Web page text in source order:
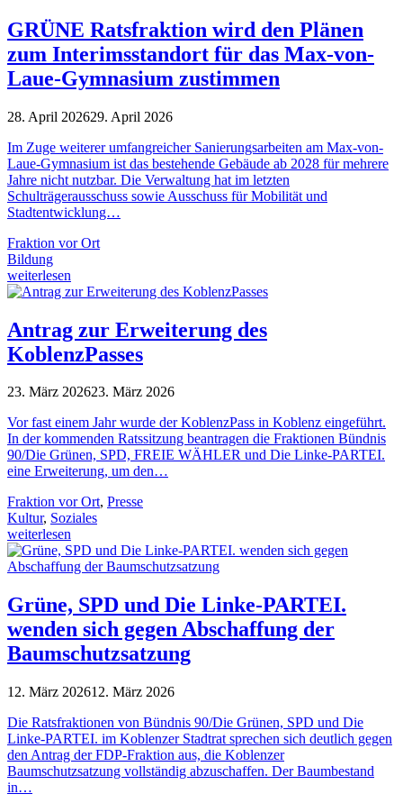
GRÜNE Ratsfraktion wird den Plänen
zum Interimsstandort für das Max-von-
Laue-Gymnasium zustimmen
28. April 202629. April 2026
Im Zuge weiterer umfangreicher Sanierungsarbeiten am Max-von-
Laue-Gymnasium ist das bestehende Gebäude ab 2028 für mehrere
Jahre nicht nutzbar. Die Verwaltung hat im letzten
Schulträgerausschuss sowie Ausschuss für Mobilität und
Stadtentwicklung…
Fraktion vor Ort
Bildung
weiterlesen
Antrag zur Erweiterung des
KoblenzPasses
23. März 202623. März 2026
Vor fast einem Jahr wurde der KoblenzPass in Koblenz eingeführt.
In der kommenden Ratssitzung beantragen die Fraktionen Bündnis
90/Die Grünen, SPD, FREIE WÄHLER und Die Linke-PARTEI.
eine Erweiterung, um den…
Fraktion vor Ort, Presse
Kultur, Soziales
weiterlesen
Grüne, SPD und Die Linke-PARTEI.
wenden sich gegen Abschaffung der
Baumschutzsatzung
12. März 202612. März 2026
Die Ratsfraktionen von Bündnis 90/Die Grünen, SPD und Die
Linke-PARTEI. im Koblenzer Stadtrat sprechen sich deutlich gegen
den Antrag der FDP-Fraktion aus, die Koblenzer
Baumschutzsatzung vollständig abzuschaffen. Der Baumbestand
in…